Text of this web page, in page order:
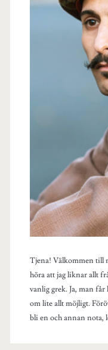
Tjena! Välkommen till
höra att jag liknar allt
vanlig grek. Ja, man
om lite allt möjligt.
bli en och annan nota,